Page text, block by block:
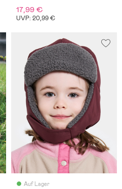
17,99 €
UVP: 20,99 €
Auf Lager